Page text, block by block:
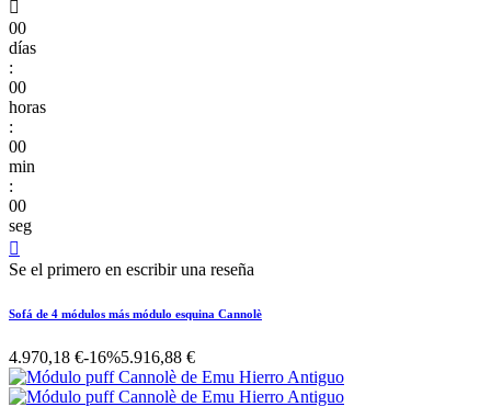

00
días
:
00
horas
:
00
min
:
00
seg

Se el primero en escribir una reseña
Sofá de 4 módulos más módulo esquina Cannolè
4.970,18 €-16%5.916,88 €